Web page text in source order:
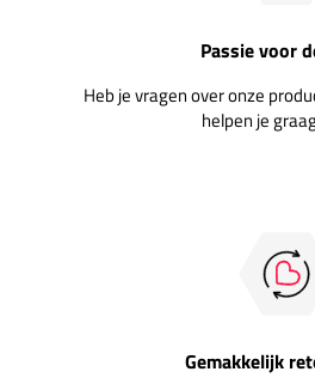
Passie voor
Heb je vragen over onze
helpen je
Gemakkelijk